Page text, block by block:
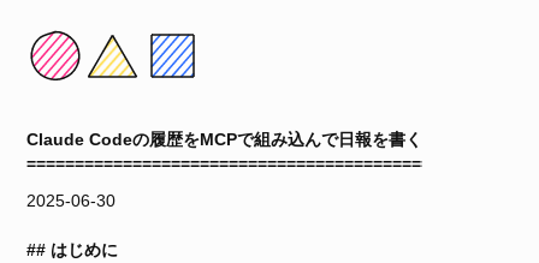
Claude Codeの履歴をMCPで組み込んで日報を書く
2025-06-30
はじめに